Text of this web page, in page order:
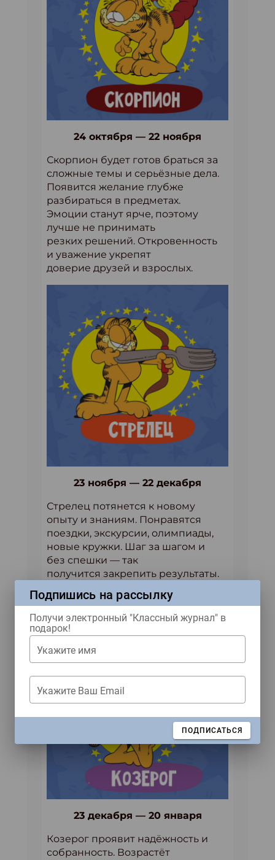
24 октября — 22 ноября
Скорпион будет готов браться за
сложные темы и серьёзные дела.
Появится желание глубже
разбираться в предметах.
Эмоции станут ярче, поэтому
лучше не принимать
резких решений. Откровенность
и уважение укрепят
доверие друзей и взрослых.
23 ноября — 22 декабря
Стрелец потянется к новому
опыту и знаниям. Понравятся
поездки, экскурсии, олимпиады,
новые кружки. Шаг за шагом и
без спешки — так
получится закрепить результаты.
друзьями будут особо удачными.
23 декабря — 20 января
Козерог проявит надёжность и
собранность. Возрастёт
Подпишись на рассылку
Получи электронный "Классный журнал" в
подарок!
Укажите имя
Укажите Ваш Email
ПОДПИСАТЬСЯ